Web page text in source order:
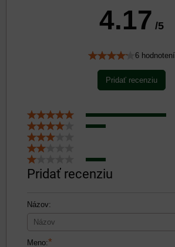
4.17 /5
6 hodnotení
Pridať recenziu
Pridať recenziu
Názov:
Meno:*